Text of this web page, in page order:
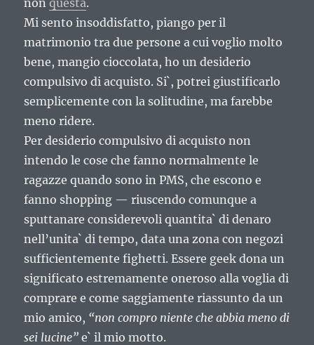
nonquesta.
Mi sento insoddisfatto, piango per il
matrimonio tra due persone a cui voglio molto
bene, mangio cioccolata, ho un desiderio
compulsivo di acquisto. Si`, potrei giustificarlo
semplicemente con la solitudine, ma farebbe
meno ridere.
Per desiderio compulsivo di acquisto non
intendo le cose che fanno normalmente le
ragazze quando sono in PMS, che escono e
fanno shopping — riuscendo comunque a
sputtanare considerevoli quantita` di denaro
nell’unita` di tempo, data una zona con negozi
sufficientemente fighetti. Essere geek dona un
significato estremamente oneroso alla voglia di
comprare e come saggiamente riassunto da un
mio amico, “non compro niente che abbia meno di
sei lucine” e` il mio motto.